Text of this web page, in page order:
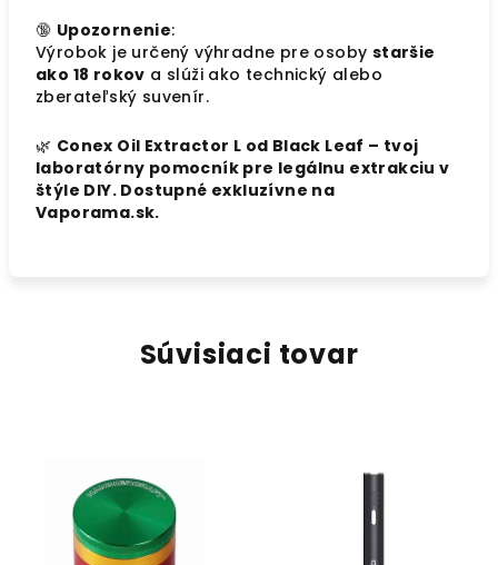
🔞 Upozornenie:
Výrobok je určený výhradne pre osoby staršie
ako 18 rokov a slúži ako technický alebo
zberateľský suvenír.
🌿 Conex Oil Extractor L od Black Leaf – tvoj
laboratórny pomocník pre legálnu extrakciu v
štýle DIY. Dostupné exkluzívne na
Vaporama.sk.
Súvisiaci tovar